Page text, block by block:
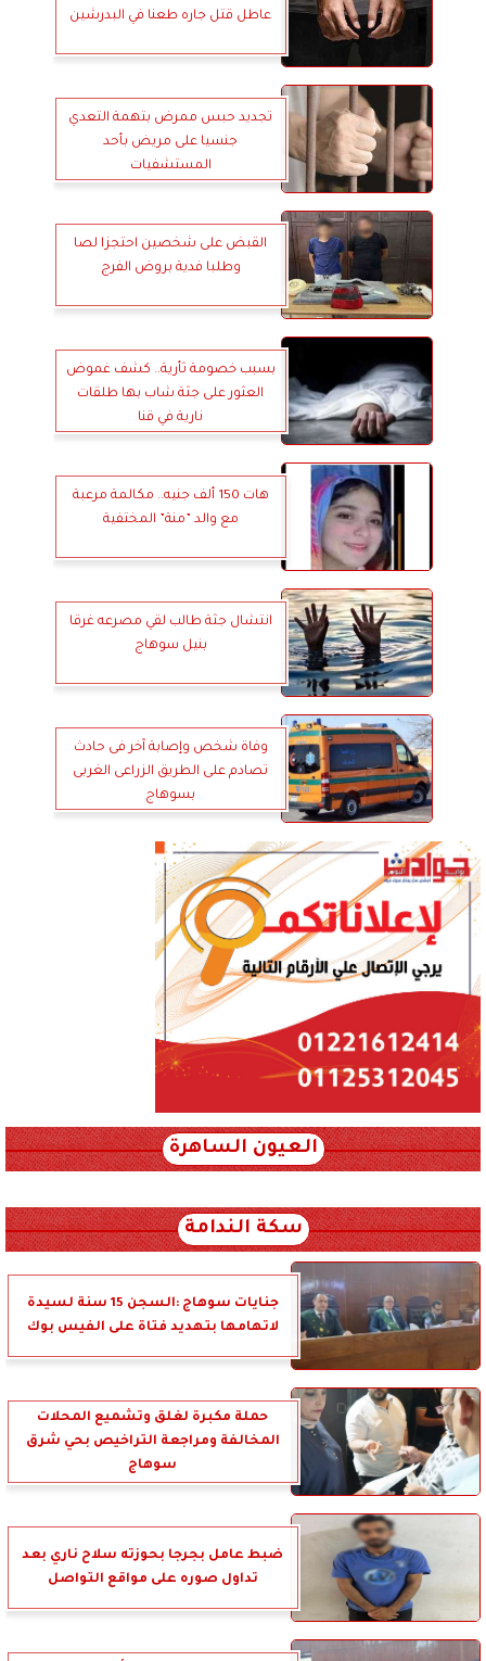
عاطل قتل جاره طعنا في البدرشين
تجديد حبس ممرض بتهمة التعدي
جنسيا على مريض بأحد
المستشفيات
القبض على شخصين احتجزا لصا
وطلبا فدية بروض الفرج
بسبب خصومة ثأرية.. كشف غموض
العثور على جثة شاب بها طلقات
نارية في قنا
هات 150 ألف جنيه.. مكالمة مرعبة
مع والد ”منة” المختفية
انتشال جثة طالب لقي مصرعه غرقا
بنيل سوهاج
وفاة شخص وإصابة آخر فى حادث
تصادم على الطريق الزراعى الغربى
بسوهاج
العيون الساهرة
سكة الندامة
جنايات سوهاج :السجن 15 سنة لسيدة
لاتهامها بتهديد فتاة على الفيس بوك
حملة مكبرة لغلق وتشميع المحلات
المخالفة ومراجعة التراخيص بحي شرق
سوهاج
ضبط عامل بجرجا بحوزته سلاح ناري بعد
تداول صوره على مواقع التواصل